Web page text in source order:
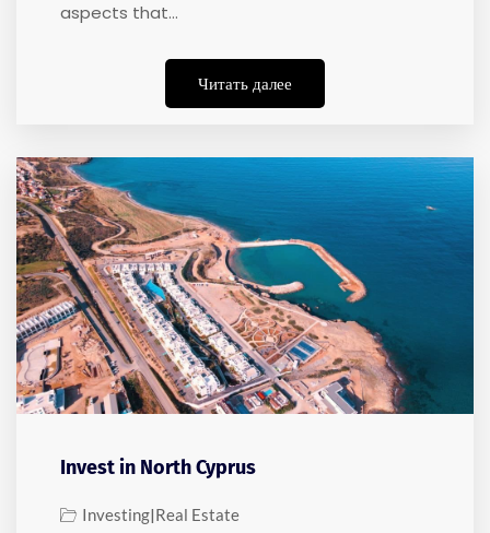
aspects that…
Читать далее
Invest in North Cyprus
Investing|Real Estate